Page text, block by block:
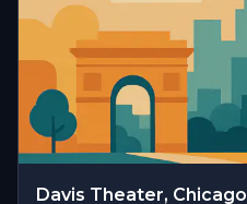
Davis Theater, Chicago